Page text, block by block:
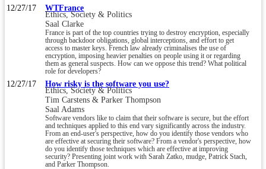
12/27/17 WTFrance
Ethics, Society & Politics
Saal Clarke
France is part of the top countries trying to destroy encryption, especially
through backdoor obligations, global interceptions, and effort to get
access to master keys. French law already criminalises the use of
encryption, imposing heavier penalties on people using it or regarding
them as general suspects. How can we oppose this trend? What political
role for developers?
12/27/17 How risky is the software you use?
Ethics, Society & Politics
Tim Carstens & Parker Thompson
Saal Adams
Software vendors like to claim that their software is secure, but the effort
and techniques applied to this end vary significantly across the industry.
From an end-user's perspective, how do you identify those vendors who
are effective at securing their software? From a vendor's perspective, how
do you identify those techniques which are effective at improving
security? Presenting joint work with Sarah Zatko, mudge, Patrick Stach,
and Parker Thompson.